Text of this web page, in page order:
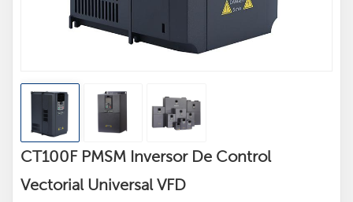
CT100F PMSM Inversor De Control
Vectorial Universal VFD